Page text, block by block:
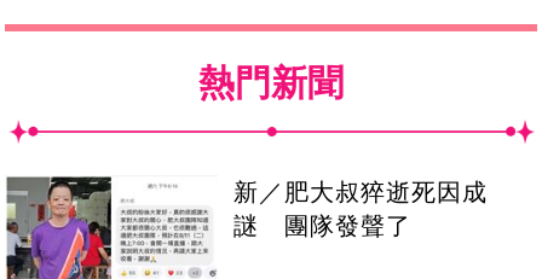
熱門新聞
新／肥大叔猝逝死因成
謎 團隊發聲了